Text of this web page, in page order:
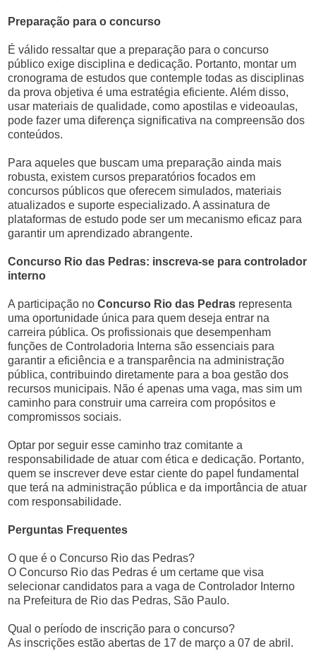
Preparação para o concurso
É válido ressaltar que a preparação para o concurso
público exige disciplina e dedicação. Portanto, montar um
cronograma de estudos que contemple todas as disciplinas
da prova objetiva é uma estratégia eficiente. Além disso,
usar materiais de qualidade, como apostilas e videoaulas,
pode fazer uma diferença significativa na compreensão dos
conteúdos.
Para aqueles que buscam uma preparação ainda mais
robusta, existem cursos preparatórios focados em
concursos públicos que oferecem simulados, materiais
atualizados e suporte especializado. A assinatura de
plataformas de estudo pode ser um mecanismo eficaz para
garantir um aprendizado abrangente.
Concurso Rio das Pedras: inscreva-se para controlador
interno
A participação noConcurso Rio das Pedras representa
uma oportunidade única para quem deseja entrar na
carreira pública. Os profissionais que desempenham
funções de Controladoria Interna são essenciais para
garantir a eficiência e a transparência na administração
pública, contribuindo diretamente para a boa gestão dos
recursos municipais. Não é apenas uma vaga, mas sim um
caminho para construir uma carreira com propósitos e
compromissos sociais.
Optar por seguir esse caminho traz comitante a
responsabilidade de atuar com ética e dedicação. Portanto,
quem se inscrever deve estar ciente do papel fundamental
que terá na administração pública e da importância de atuar
com responsabilidade.
Perguntas Frequentes
O que é o Concurso Rio das Pedras?
O Concurso Rio das Pedras é um certame que visa
selecionar candidatos para a vaga de Controlador Interno
na Prefeitura de Rio das Pedras, São Paulo.
Qual o período de inscrição para o concurso?
As inscrições estão abertas de 17 de março a 07 de abril.